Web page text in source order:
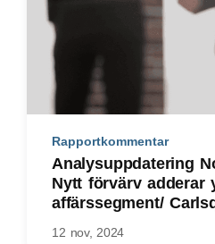
Rapportkommentar
Analysuppdatering
Nytt förvärv adderar
affärssegment/
12 nov, 2024